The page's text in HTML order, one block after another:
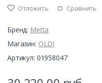
Отложить Сравнить
Бренд: Metta
Магазин: OLDI
Артикул: 01958047